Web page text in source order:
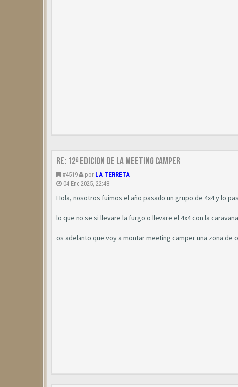
Re: 12ª Edicion de la Meeting Camper
#4519 por LA TERRETA
04 Ene 2025, 22:48
Hola, nosotros fuimos el año pasado un grupo de 4x4 y lo
lo que no se si llevare la furgo o llevare el 4x4 con la
os adelanto que voy a montar meeting camper una zona de